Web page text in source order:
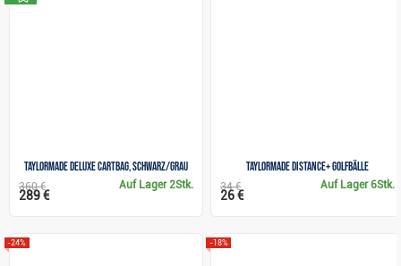
TaylorMade Deluxe Cartbag, schwarz/grau
Auf Lager2Stk.
360 €
289 €
TaylorMade Distance+ Golfbälle
Auf Lager6Stk.
34 €
26 €
-24% -18%